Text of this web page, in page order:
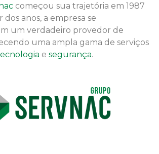
começou sua trajetória em 1987
dos anos, a empresa se
um verdadeiro provedor de
uma ampla gama de serviços
e segurança.